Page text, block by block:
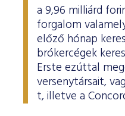
a 9,96 milliárd
forgalom
előző hónap
brókercégek
Erste ezúttal
versenytársait,
t, illetve a